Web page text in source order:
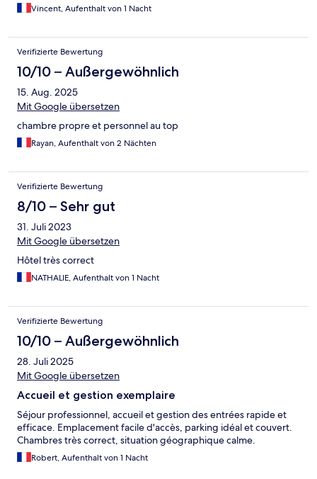
Vincent, Aufenthalt von 1 Nacht
Verifizierte Bewertung
10/10 – Außergewöhnlich
15. Aug. 2025
Mit Google übersetzen
chambre propre et personnel au top
Rayan, Aufenthalt von 2 Nächten
Verifizierte Bewertung
8/10 – Sehr gut
31. Juli 2023
Mit Google übersetzen
Hôtel très correct
NATHALIE, Aufenthalt von 1 Nacht
Verifizierte Bewertung
10/10 – Außergewöhnlich
28. Juli 2025
Mit Google übersetzen
Accueil et gestion exemplaire
Séjour professionnel, accueil et gestion des entrées rapide et
efficace. Emplacement facile d'accès, parking idéal et couvert.
Chambres très correct, situation géographique calme.
Robert, Aufenthalt von 1 Nacht